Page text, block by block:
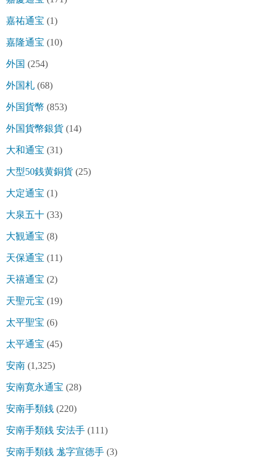
嘉祐通宝 (1)
嘉隆通宝 (10)
外国 (254)
外国札 (68)
外国貨幣 (853)
外国貨幣銀貨 (14)
大和通宝 (31)
大型50銭黄銅貨 (25)
大定通宝 (1)
大泉五十 (33)
大観通宝 (8)
天保通宝 (11)
天禧通宝 (2)
天聖元宝 (19)
太平聖宝 (6)
太平通宝 (45)
安南 (1,325)
安南寛永通宝 (28)
安南手類銭 (220)
安南手類銭 安法手 (111)
安南手類銭 尨字宣徳手 (3)